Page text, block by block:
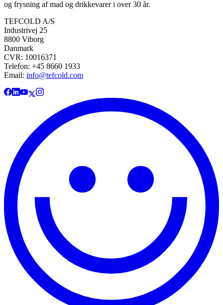
og frysning af mad og drikkevarer i over 30 år.
TEFCOLD A/S
Industrivej 25
8800 Viborg
Danmark
CVR: 10016371
Telefon: +45 8660 1933
Email: info@tefcold.com